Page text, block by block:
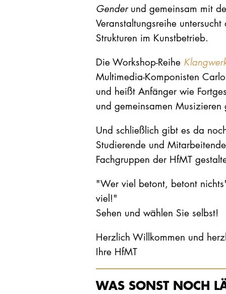
Genderund gemeinsam mit
Veranstaltungsreihe
Strukturen im Kunstbetrieb.
Die Workshop-Reihe
Multimedia-Komponisten
und heißt Anfänger wie
und gemeinsamen
Und schließlich gibt es da
Studierende und
Fachgruppen der HfMT
"Wer viel betont, betont
viel!"
Sehen und wählen Sie selbst!
Herzlich Willkommen und
Ihre HfMT
WAS SONST NOCH